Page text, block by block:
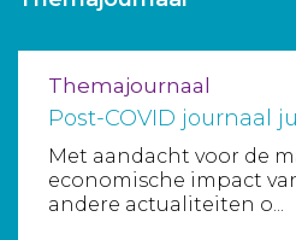
Toegang
Themajournaal
Post-COVID journaal
Met aandacht voor de
economische impact
andere actualiteiten o...